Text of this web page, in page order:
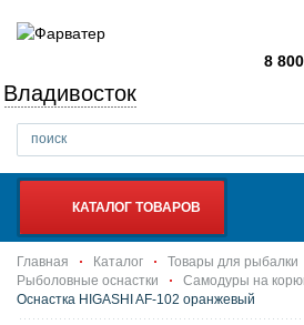
Владивосток
8
КАТАЛОГ ТОВАРОВ
Главная Каталог
Товары для рыбалки
Рыболовные оснастки
Самодуры на
Оснастка HIGASHI AF-102 оранжевый